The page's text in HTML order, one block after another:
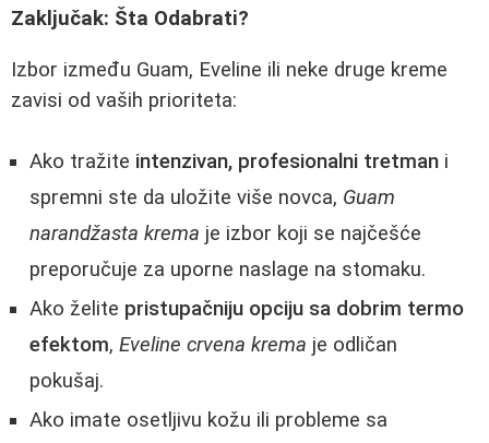
Zaključak: Šta Odabrati?
Izbor između Guam, Eveline ili neke druge kreme
zavisi od vaših prioriteta:
Ako tražite intenzivan, profesionalni tretman i
spremni ste da uložite više novca, Guam
narandžasta krema je izbor koji se najčešće
preporučuje za uporne naslage na stomaku.
Ako želite pristupačniju opciju sa dobrim termo
efektom, Eveline crvena krema je odličan
pokušaj.
Ako imate osetljivu kožu ili probleme sa